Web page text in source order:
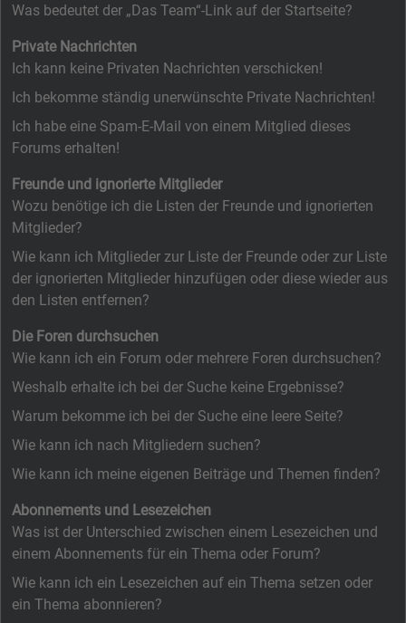
Was bedeutet der „Das Team“-Link auf der Startseite?
Private Nachrichten
Ich kann keine Privaten Nachrichten verschicken!
Ich bekomme ständig unerwünschte Private Nachrichten!
Ich habe eine Spam-E-Mail von einem Mitglied dieses
Forums erhalten!
Freunde und ignorierte Mitglieder
Wozu benötige ich die Listen der Freunde und ignorierten
Mitglieder?
Wie kann ich Mitglieder zur Liste der Freunde oder zur Liste
der ignorierten Mitglieder hinzufügen oder diese wieder aus
den Listen entfernen?
Die Foren durchsuchen
Wie kann ich ein Forum oder mehrere Foren durchsuchen?
Weshalb erhalte ich bei der Suche keine Ergebnisse?
Warum bekomme ich bei der Suche eine leere Seite?
Wie kann ich nach Mitgliedern suchen?
Wie kann ich meine eigenen Beiträge und Themen finden?
Abonnements und Lesezeichen
Was ist der Unterschied zwischen einem Lesezeichen und
einem Abonnements für ein Thema oder Forum?
Wie kann ich ein Lesezeichen auf ein Thema setzen oder
ein Thema abonnieren?